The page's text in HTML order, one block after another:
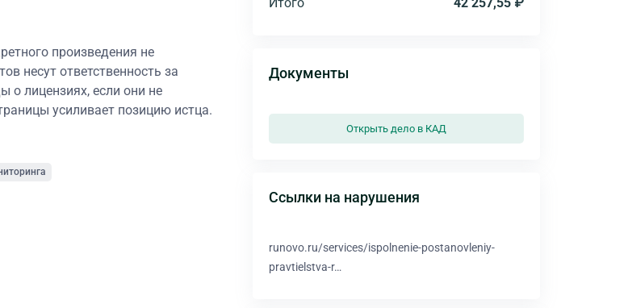
произведения не
несут ответственность за
о лицензиях, если они не
усиливает позицию истца.
Документы
Открыть дело в КАД
Ссылки на нарушения
runovo.ru/services/ispolnenie-postanovleniy-
pravtielstva-r…